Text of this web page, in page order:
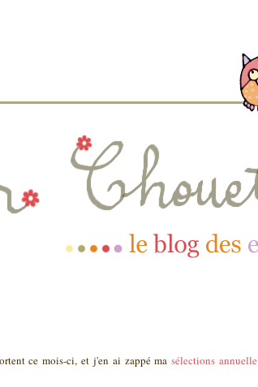
ce mois-ci, et j'en ai zappé masélections annuelle